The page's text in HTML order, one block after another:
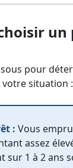
pour
situation :
: Vous
assez
sur 1 à 2 ans